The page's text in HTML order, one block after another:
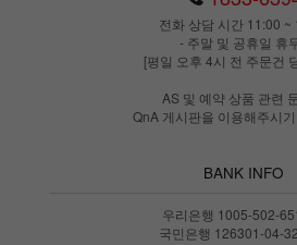
전화 상담 시간 11:00 ~
- 주말 및 공휴일 휴
[평일 오후 4시 전 주문건
AS 및 예약 상품 관련
QnA 게시판을 이용해주시기
BANK INFO
우리은행 1005-502-
국민은행 126301-04-